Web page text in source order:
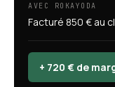
AVEC ROKAYODA
Facturé 850 € au
+ 720 € de